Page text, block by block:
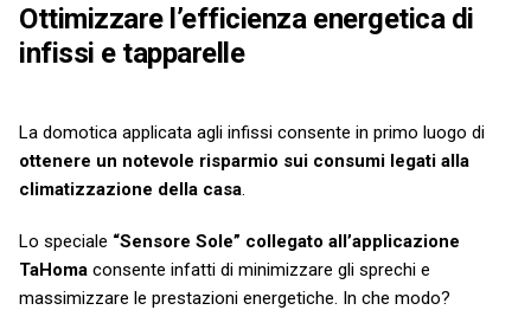
Ottimizzare l’efficienza energetica di
infissi e tapparelle
La domotica applicata agli infissi consente in primo luogo di
ottenere un notevole risparmio sui consumi legati alla
climatizzazione della casa
Lo speciale “Sensore Sole” collegato all’applicazione
TaHoma consente infatti di minimizzare gli sprechi e
massimizzare le prestazioni energetiche. In che modo?